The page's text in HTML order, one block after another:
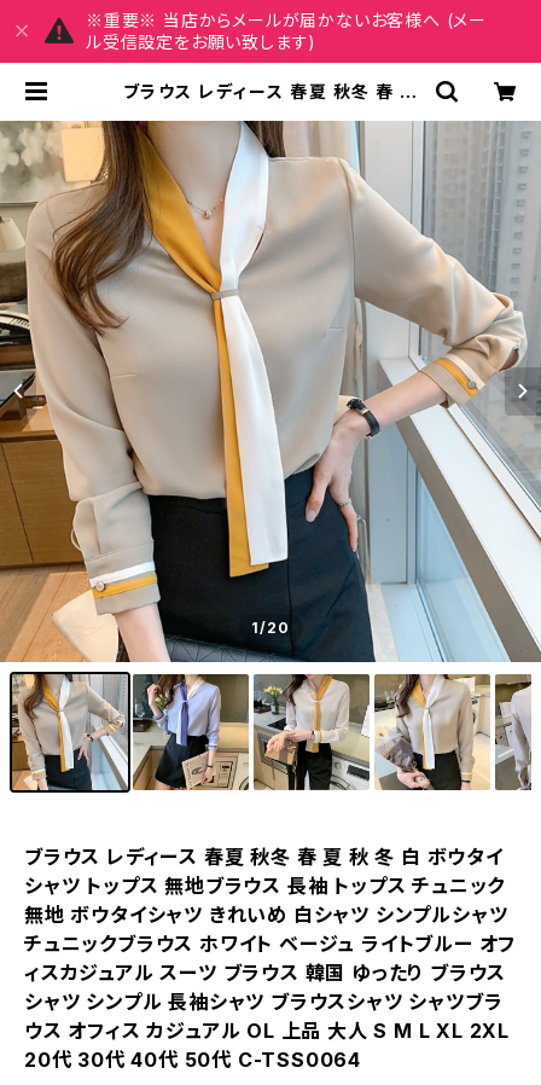
※重要※ 当店からメールが届かないお客様へ (メー
ル受信設定をお願い致します)
ブラウス レディース 春夏 秋冬 春 夏
地ブラウス 長袖 トップス チュニック
無地 ボウタイシャツ きれいめ 白シャ
ツ シンプルシャツ チュニックブラウス
ホワイト ベージュ ライトブルー オフ
ィスカジュアル スーツ ブラウス 韓国
ゆったり ブラウスシャツ シンプル 長
袖シャツ ブラウスシャツ シャツブラウ
ス オフィス カジュアル OL 上品 大人
S M L XL 2XL 20代 30代 40代 5
0代 C-TSS0064 | REIRSE レイ
ルセ 20代,30代,40代 レディースフ
ァッション 通販
1/20
ブラウス レディース 春夏 秋冬 春 夏 秋 冬 白 ボウタイ
シャツ トップス 無地ブラウス 長袖 トップス チュニック
無地 ボウタイシャツ きれいめ 白シャツ シンプルシャツ
チュニックブラウス ホワイト ベージュ ライトブルー オフ
ィスカジュアル スーツ ブラウス 韓国 ゆったり ブラウス
シャツ シンプル 長袖シャツ ブラウスシャツ シャツブラ
ウス オフィス カジュアル OL 上品 大人 S M L XL 2XL
20代 30代 40代 50代 C-TSS0064